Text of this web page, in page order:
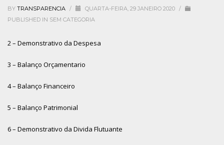
BY TRANSPARENCIA / QUARTA-FEIRA, 29 JANEIRO 2020 /
PUBLISHED IN SEM CATEGORIA
2 – Demonstrativo da Despesa
3 – Balanço Orçamentario
4 – Balanço Financeiro
5 – Balanço Patrimonial
6 – Demonstrativo da Divida Flutuante